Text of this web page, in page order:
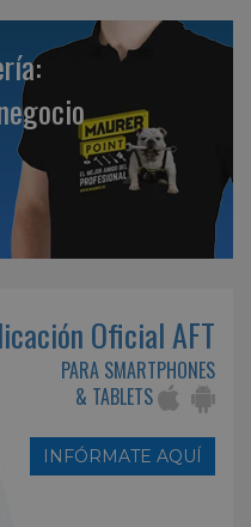
Oficial AFT
PARA SMARTPHONES
& TABLETS
INFÓRMATE AQUÍ